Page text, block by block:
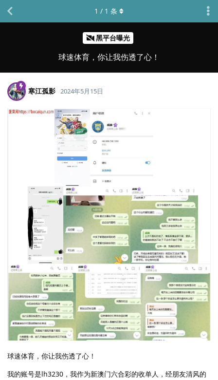
黑平台曝光
球速体育，你让我伤透了心！
1 / 1 条
寒江孤影 2024年5月15日
球速体育，你让我伤透了心！
我的账号是lh3230，我作为新澳门六合彩的收单人，经朋友清风的